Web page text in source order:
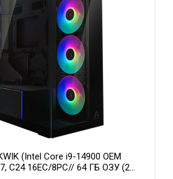
(Intel Core i9-14900 OEM
C24 16EC/8PC// 64 ГБ ОЗУ (2